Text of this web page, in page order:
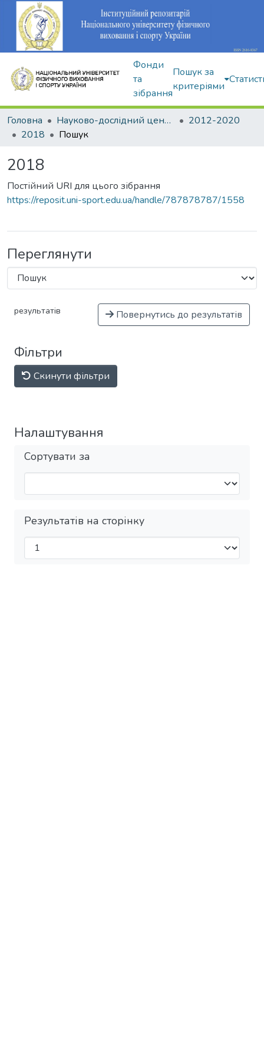
Фонди
та
зібрання
Пошук за
критеріями
Головна Науково-дослідний центр Інституту
2012-2020
2018
Пошук
2018
Постійний URI для цього зібрання
https://reposit.uni-sport.edu.ua/handle/787878787/1558
Переглянути
результатів Повернутись до результатів
Фільтри
Скинути фільтри
Налаштування
Сортувати за
Результатів на сторінку